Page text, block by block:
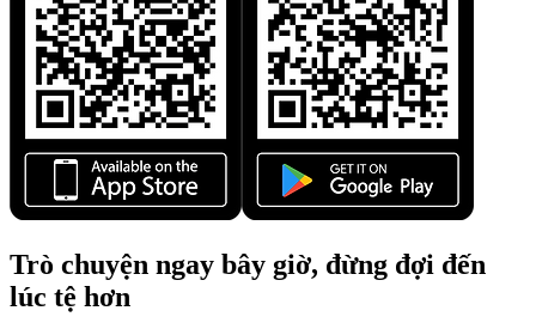
Trò chuyện ngay bây giờ, đừng đợi đến
lúc tệ hơn